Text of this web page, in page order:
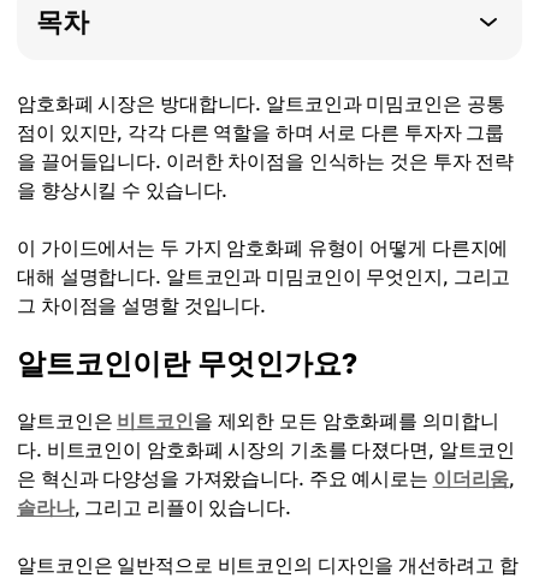
목차
암호화폐 시장은 방대합니다. 알트코인과 미밈코인은 공통
점이 있지만, 각각 다른 역할을 하며 서로 다른 투자자 그룹
을 끌어들입니다. 이러한 차이점을 인식하는 것은 투자 전략
을 향상시킬 수 있습니다.
이 가이드에서는 두 가지 암호화폐 유형이 어떻게 다른지에
대해 설명합니다. 알트코인과 미밈코인이 무엇인지, 그리고
그 차이점을 설명할 것입니다.
알트코인이란 무엇인가요?
알트코인은 비트코인을 제외한 모든 암호화폐를 의미합니
다. 비트코인이 암호화폐 시장의 기초를 다졌다면, 알트코인
은 혁신과 다양성을 가져왔습니다. 주요 예시로는 이더리움,
솔라나, 그리고 리플이 있습니다.
알트코인은 일반적으로 비트코인의 디자인을 개선하려고 합